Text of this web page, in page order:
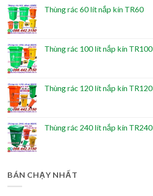
Thùng rác 60 lít nắp kín TR60
Thùng rác 100 lít nắp kín TR100
Thùng rác 120 lít nắp kín TR120
Thùng rác 240 lít nắp kín TR240
BÁN CHẠY NHẤT